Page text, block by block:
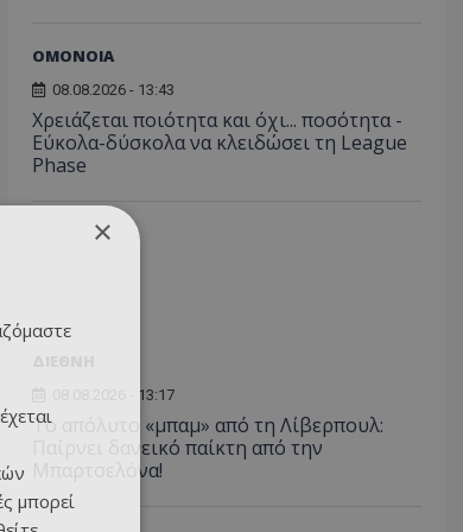
ΟΜΟΝΟΙΑ
08.08.2026 - 13:43
Χρειάζεται ποιότητα και όχι... ποσότητα -
Εύκολα-δύσκολα να κλειδώσει τη League
Phase
08.08.2026 - 13:17
Το απόλυτο «μπαμ» από τη Λίβερπουλ:
Παίρνει δανεικό παίκτη από την
Μπαρτσελόνα!
×
μπορεί